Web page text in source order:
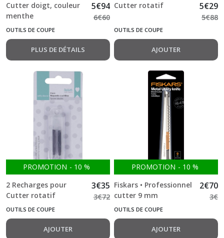
Cutter doigt, couleur
menthe
5€94
6€60
OUTILS DE COUPE
PLUS DE DÉTAILS
Cutter rotatif
5€29
5€88
OUTILS DE COUPE
AJOUTER
PROMOTION - 10 %
2 Recharges pour
Cutter rotatif
3€35
3€72
OUTILS DE COUPE
AJOUTER
PROMOTION - 10 %
Fiskars • Professionnel
cutter 9 mm
2€70
3€
OUTILS DE COUPE
AJOUTER